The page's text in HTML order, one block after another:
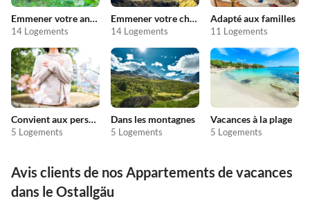
Emmener votre animal en vacances
14 Logements
Emmener votre chien en vacances
14 Logements
Adapté aux familles
11 Logements
Convient aux personnes allergiques
5 Logements
Dans les montagnes
5 Logements
Vacances à la plage
5 Logements
Avis clients de nos Appartements de vacances
dans le Ostallgäu